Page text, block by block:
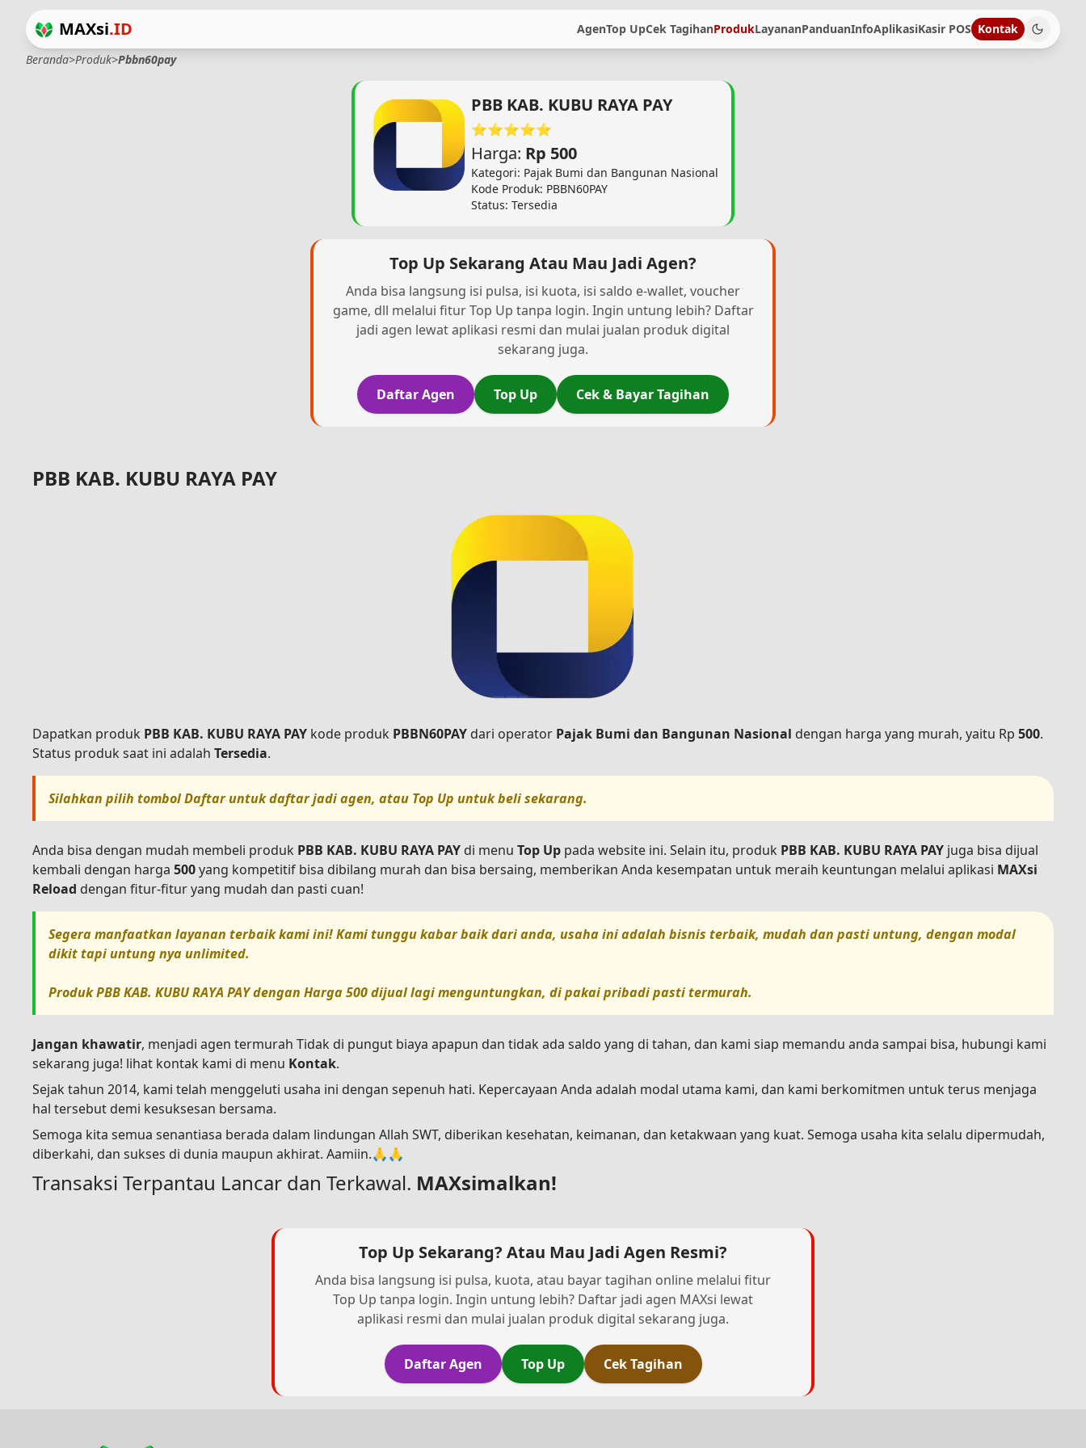
MAXsi.ID AgenTop UpCek TagihanProdukLayananPanduanInfoAplikasiKasir POS Kontak
Beranda>Produk>Pbbn60pay
PBB KAB. KUBU RAYA PAY
⭐⭐⭐⭐⭐
Harga: Rp 500
Kategori: Pajak Bumi dan Bangunan Nasional
Kode Produk: PBBN60PAY
Status: Tersedia
Top Up Sekarang Atau Mau Jadi Agen?
Anda bisa langsung isi pulsa, isi kuota, isi saldo e-wallet, voucher
game, dll melalui fitur Top Up tanpa login. Ingin untung lebih? Daftar
jadi agen lewat aplikasi resmi dan mulai jualan produk digital
sekarang juga.
Daftar Agen Top Up Cek & Bayar Tagihan
PBB KAB. KUBU RAYA PAY
Dapatkan produk PBB KAB. KUBU RAYA PAY kode produk PBBN60PAY dari operator Pajak Bumi dan Bangunan Nasional dengan harga yang murah, yaitu Rp 500.
Status produk saat ini adalah Tersedia.
Silahkan pilih tombolDaftaruntuk daftar jadi agen, atau Top Up untuk beli sekarang.
Anda bisa dengan mudah membeli produk PBB KAB. KUBU RAYA PAY di menu Top Up pada website ini. Selain itu, produk PBB KAB. KUBU RAYA PAY juga bisa dijual
kembali dengan harga 500yang kompetitif bisa dibilang murah dan bisa bersaing, memberikan Anda kesempatan untuk meraih keuntungan melalui aplikasi MAXsi
Reload dengan fitur-fitur yang mudah dan pasti cuan!
Segera manfaatkan layanan terbaik kami ini! Kami tunggu kabar baik dari anda, usaha ini adalah bisnis terbaik, mudah dan pasti untung, dengan modal
dikit tapi untung nya unlimited.
ProdukPBB KAB. KUBU RAYA PAYdengan Harga500dijual lagi menguntungkan, di pakai pribadi pasti termurah.
Jangan khawatir, menjadi agen termurah Tidak di pungut biaya apapun dan tidak ada saldo yang di tahan, dan kami siap memandu anda sampai bisa, hubungi kami
sekarang juga! lihat kontak kami di menu Kontak.
Sejak tahun 2014, kami telah menggeluti usaha ini dengan sepenuh hati. Kepercayaan Anda adalah modal utama kami, dan kami berkomitmen untuk terus menjaga
hal tersebut demi kesuksesan bersama.
Semoga kita semua senantiasa berada dalam lindungan Allah SWT, diberikan kesehatan, keimanan, dan ketakwaan yang kuat. Semoga usaha kita selalu dipermudah,
diberkahi, dan sukses di dunia maupun akhirat. Aamiin.🙏🙏
Transaksi Terpantau Lancar dan Terkawal. MAXsimalkan!
Top Up Sekarang? Atau Mau Jadi Agen Resmi?
Anda bisa langsung isi pulsa, kuota, atau bayar tagihan online melalui fitur
Top Up tanpa login. Ingin untung lebih? Daftar jadi agen MAXsi lewat
aplikasi resmi dan mulai jualan produk digital sekarang juga.
Daftar Agen Top Up Cek Tagihan